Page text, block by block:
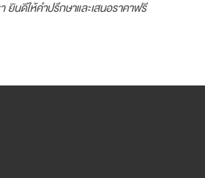
า ยินดีให้คำปรึกษาและเสนอราคาฟรี